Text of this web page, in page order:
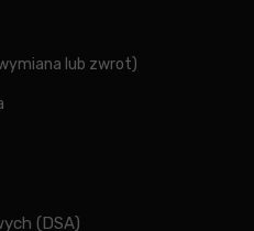
lub zwrot)
(DSA)